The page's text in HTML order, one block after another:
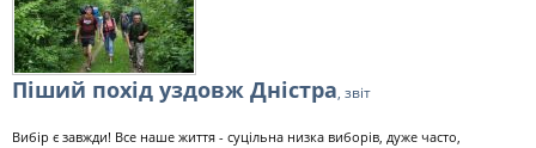
Піший похід уздовж Дністра, звіт
Вибір є завжди! Все наше життя - суцільна низка виборів, дуже часто,